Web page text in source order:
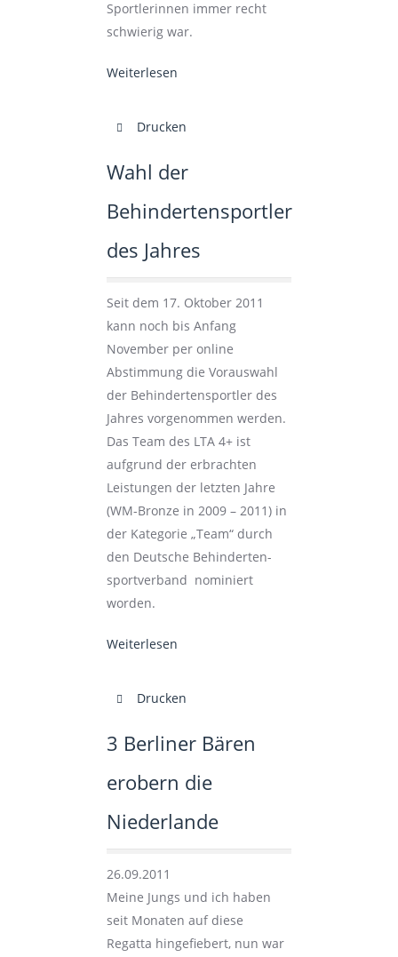
Sportlerinnen immer recht
schwierig war.
Weiterlesen
Drucken
Wahl der
Behindertensportler
des Jahres
Seit dem 17. Oktober 2011
kann noch bis Anfang
November per online
Abstimmung die Vorauswahl
der Behindertensportler des
Jahres vorgenommen werden.
Das Team des LTA 4+ ist
aufgrund der erbrachten
Leistungen der letzten Jahre
(WM-Bronze in 2009 – 2011) in
der Kategorie „Team“ durch
den Deutsche Behinderten­
sport­verband nominiert
worden.
Weiterlesen
Drucken
3 Berliner Bären
erobern die
Niederlande
26.09.2011
Meine Jungs und ich haben
seit Monaten auf diese
Regatta hingefiebert, nun war